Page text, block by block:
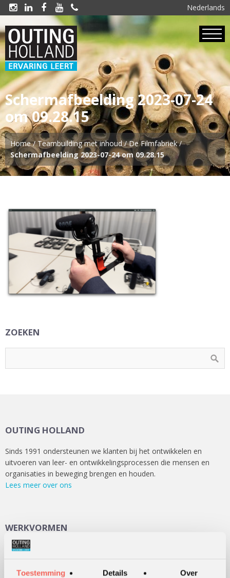
Toestemming Details Over
Nederlands
    
Schermafbeelding 2023-07-24
om 09.28.15
Home/Teambuilding met inhoud/De Filmfabriek/
Schermafbeelding 2023-07-24 om 09.28.15
ZOEKEN
OUTING HOLLAND
Sinds 1991 ondersteunen we klanten bij het ontwikkelen en
uitvoeren van leer- en ontwikkelingsprocessen die mensen en
organisaties in beweging brengen en houden.
Lees meer over ons
WERKVORMEN
Outdoor training